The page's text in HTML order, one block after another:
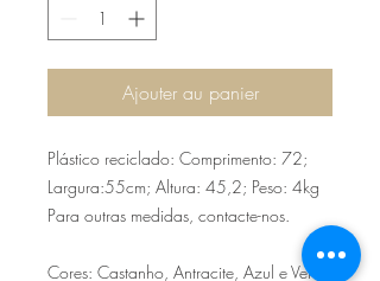
Ajouter au panier
Plástico reciclado: Comprimento: 72;
Largura:55cm; Altura: 45,2; Peso: 4kg
Para outras medidas, contacte-nos.
Cores: Castanho, Antracite, Azul e Verde